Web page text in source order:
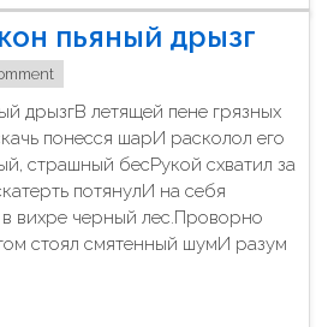
пьяный дрызг
дрызгВ летящей пене грязных
понесся шарИ расколол его
страшный бесРукой схватил за
потянулИ на себя
вихре черный лес.Проворно
стоял смятенный шумИ разум